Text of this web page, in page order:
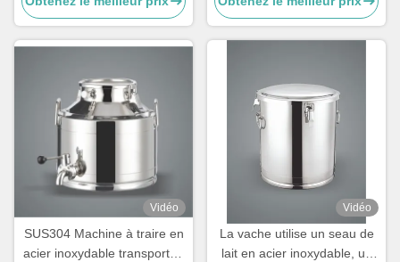
Vidéo
SUS304 Machine à traire en
acier inoxydable transportée
Vidéo
La vache utilise un seau de
lait en acier inoxydable, un